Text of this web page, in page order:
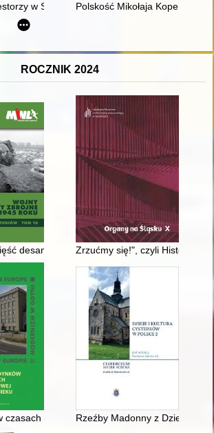
w Sopocie : prestiż finansowy i
Polskość Mikołaja Kopernika z
ROCZNIK 2024
desantu : wojska rakietowe i artyleria 7.
Zrzućmy się!", czyli Historia
czasach kryzysu : awangardowe i komunalne
Rzeźby Madonny z